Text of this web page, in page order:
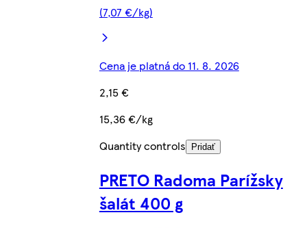
(7,07 €/kg)
Cena je platná do 11. 8. 2026
2,15 €
15,36 €/kg
Quantity controls
Pridať
PRETO Radoma Parížsky
šalát 400 g